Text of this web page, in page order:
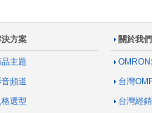
方案
主題
頻道
選型
關於我們
台灣
台灣經